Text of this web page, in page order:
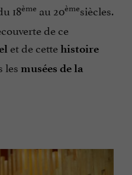
18ème au 20èmesiècles.
de ce
et de cettehistoire
les musées de la